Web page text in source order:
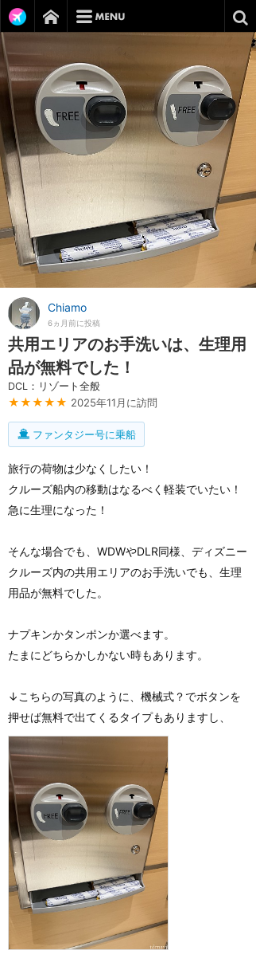
Chiamo
6ヵ月前に投稿
共用エリアのお手洗いは、生理用
品が無料でした！
DCL：リゾート全般
★★★★★ 2025年11月に訪問
ファンタジー号に乗船
旅行の荷物は少なくしたい！
クルーズ船内の移動はなるべく軽装でいたい！
急に生理になった！
そんな場合でも、WDWやDLR同様、ディズニー
クルーズ内の共用エリアのお手洗いでも、生理
用品が無料でした。
ナプキンかタンポンか選べます。
たまにどちらかしかない時もあります。
↓こちらの写真のように、機械式？でボタンを
押せば無料で出てくるタイプもありますし、